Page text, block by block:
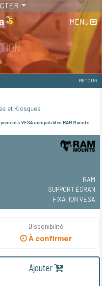
MENU
RETOUR
et Kiosques
VESA compatibles RAM Mounts
RAM
SUPPORT ÉCRAN
FIXATION VESA
Disponibilité
À confirmer
Ajouter